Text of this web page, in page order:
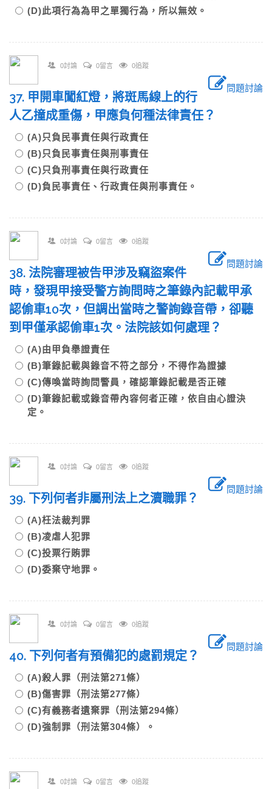
(D)此項行為為甲之單獨行為，所以無效。
0討論 0留言 0追蹤
問題討論
37. 甲開車闖紅燈，將斑馬線上的行
人乙撞成重傷，甲應負何種法律責任？
(A)只負民事責任與行政責任
(B)只負民事責任與刑事責任
(C)只負刑事責任與行政責任
(D)負民事責任、行政責任與刑事責任。
0討論 0留言 0追蹤
問題討論
38. 法院審理被告甲涉及竊盜案件
時，發現甲接受警方詢問時之筆錄內記載甲承
認偷車10次，但調出當時之警詢錄音帶，卻聽
到甲僅承認偷車1次。法院該如何處理？
(A)由甲負舉證責任
(B)筆錄記載與錄音不符之部分，不得作為證據
(C)傳喚當時詢問警員，確認筆錄記載是否正確
(D)筆錄記載或錄音帶內容何者正確，依自由心證決
定。
0討論 0留言 0追蹤
問題討論
39. 下列何者非屬刑法上之瀆職罪？
(A)枉法裁判罪
(B)凌虐人犯罪
(C)投票行賄罪
(D)委棄守地罪。
0討論 0留言 0追蹤
問題討論
40. 下列何者有預備犯的處罰規定？
(A)殺人罪（刑法第271條）
(B)傷害罪（刑法第277條）
(C)有義務者遺棄罪（刑法第294條）
(D)強制罪（刑法第304條）。
0討論 0留言 0追蹤